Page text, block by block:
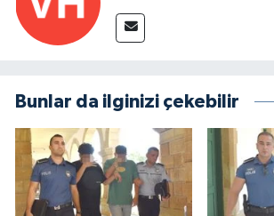
Bunlar da ilginizi çekebilir